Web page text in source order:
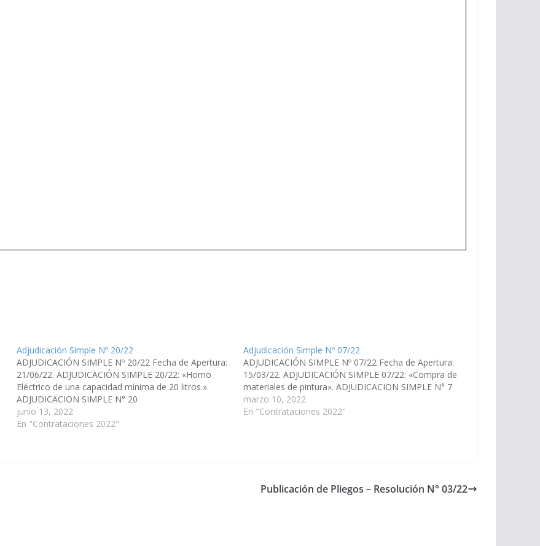
Adjudicación Simple Nº 20/22
ADJUDICACIÓN SIMPLE Nº 20/22 Fecha de Apertura:
21/06/22. ADJUDICACIÓN SIMPLE 20/22: «Horno
Eléctrico de una capacidad mínima de 20 litros.».
ADJUDICACION SIMPLE N° 20
junio 13, 2022
En "Contrataciones 2022"
Adjudicación Simple Nº 07/22
ADJUDICACIÓN SIMPLE Nº 07/22 Fecha de Apertura:
15/03/22. ADJUDICACIÓN SIMPLE 07/22: «Compra de
materiales de pintura». ADJUDICACION SIMPLE N° 7
marzo 10, 2022
En "Contrataciones 2022"
Publicación de Pliegos – Resolución N° 03/22